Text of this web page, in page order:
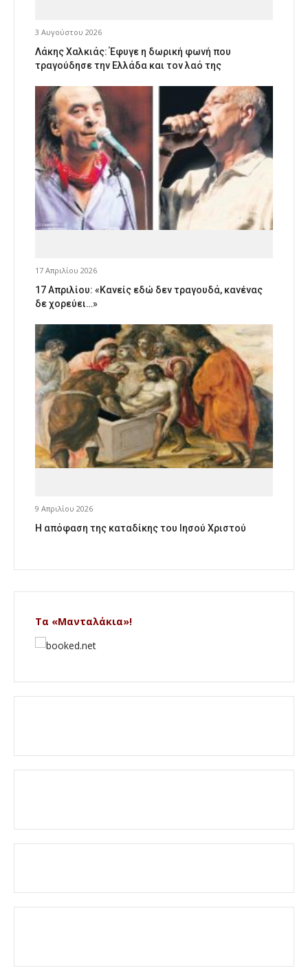
3 Αυγούστου 2026
Λάκης Χαλκιάς: Έφυγε η δωρική φωνή που
τραγούδησε την Ελλάδα και τον λαό της
17 Απριλίου 2026
17 Απριλίου: «Κανείς εδώ δεν τραγουδά, κανένας
δε χορεύει…»
9 Απριλίου 2026
Η απόφαση της καταδίκης του Ιησού Χριστού
Τα «Μανταλάκια»!